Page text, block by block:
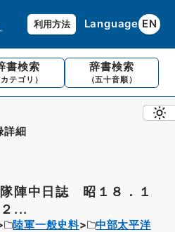
利用方法 Language EN
書検索
カテゴリ）
辞書検索
（五十音順）
詳細
陣中日誌 昭１８．１
...
陸軍一般史料
中部太平洋